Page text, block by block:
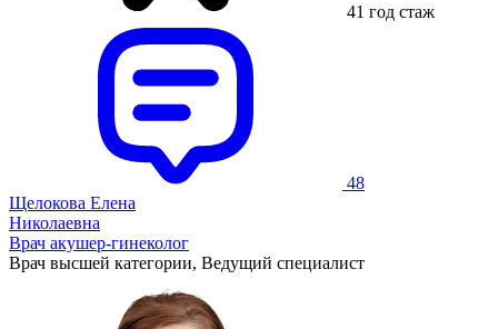
41 год стаж
48
Щелокова Елена
Николаевна
Врач акушер-гинеколог
Врач высшей категории, Ведущий специалист